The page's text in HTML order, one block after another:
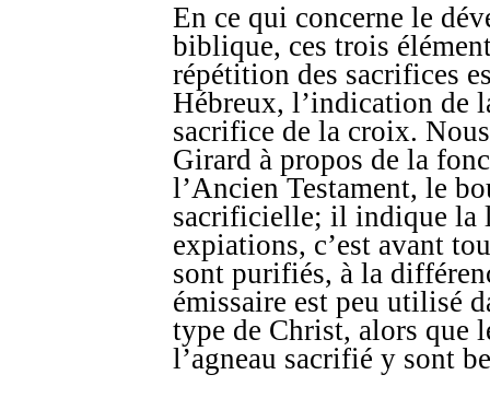
En ce qui concerne le
biblique, ces trois
répétition des sacrifices
Hébreux, l’indication de
sacrifice de la croix.
Girard à propos de la
l’Ancien Testament, le
sacrificielle; il indique la
expiations, c’est avant
sont purifiés, à la
émissaire est peu utilisé
type de Christ, alors que
l’agneau sacrifié y sont